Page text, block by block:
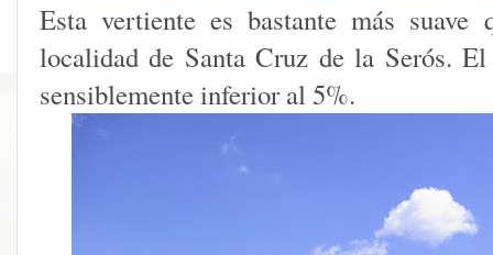
Esta vertiente es bastante más
localidad de Santa Cruz de la Serós.
sensiblemente inferior al 5%.